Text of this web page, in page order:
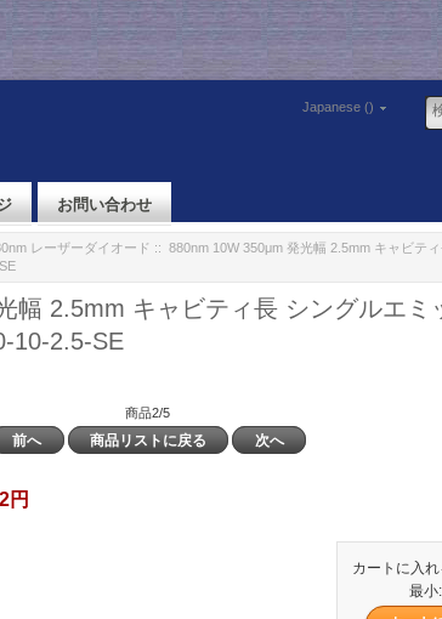
Japanese ()
お問い合わせ
レーザーダイオード :: 880nm 10W 350μm 発光幅 2.5mm キャビティ
幅 2.5mm キャビティ長 シングルエミ
10-2.5-SE
商品2/5
前へ 商品リストに戻る 次へ
円
カートに入
最